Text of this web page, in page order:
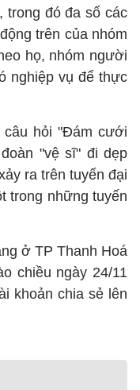
trong đó đa số các
trên của nhóm
họ, nhóm người
nghiệp vụ để thực
câu hỏi "Đám cưới
"vệ sĩ" đi dẹp
ra trên tuyến đại
trong những tuyến
ở TP Thanh Hoá
chiều ngày 24/11
khoản chia sẻ lên